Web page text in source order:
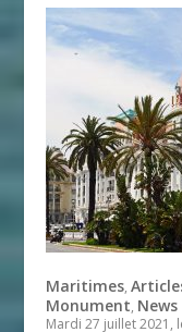
Maritimes,
Monument,
Mardi 27 juillet 2021,